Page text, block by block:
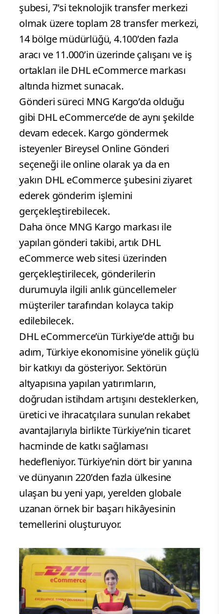
şubesi, 7’si teknolojik transfer merkezi
olmak üzere toplam 28 transfer merkezi,
14 bölge müdürlüğü, 4.100’den fazla
aracı ve 11.000’in üzerinde çalışanı ve iş
ortakları ile DHL eCommerce markası
altında hizmet sunacak.
Gönderi süreci MNG Kargo’da olduğu
gibi DHL eCommerce’de de aynı şekilde
devam edecek. Kargo göndermek
isteyenler Bireysel Online Gönderi
seçeneği ile online olarak ya da en
yakın DHL eCommerce şubesini ziyaret
ederek gönderim işlemini
gerçekleştirebilecek.
Daha önce MNG Kargo markası ile
yapılan gönderi takibi, artık DHL
eCommerce web sitesi üzerinden
gerçekleştirilecek, gönderilerin
durumuyla ilgili anlık güncellemeler
müşteriler tarafından kolayca takip
edilebilecek.
DHL eCommerce’ün Türkiye’de attığı bu
adım, Türkiye ekonomisine yönelik güçlü
bir katkıyı da gösteriyor. Sektörün
altyapısına yapılan yatırımların,
doğrudan istihdam artışını desteklerken,
üretici ve ihracatçılara sunulan rekabet
avantajlarıyla birlikte Türkiye’nin ticaret
hacminde de katkı sağlaması
hedefleniyor. Türkiye’nin dört bir yanına
ve dünyanın 220’den fazla ülkesine
ulaşan bu yeni yapı, yerelden globale
uzanan örnek bir başarı hikâyesinin
temellerini oluşturuyor.